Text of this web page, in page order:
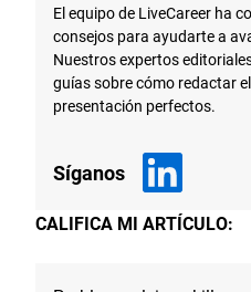
El equipo de LiveCareer ha
consejos para ayudarte a
Nuestros expertos
guías sobre cómo redactar
presentación perfectos.
Síganos
CALIFICA MI ARTÍCULO: